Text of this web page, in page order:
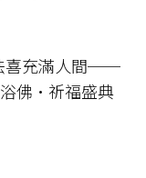
喜充滿人間──
佛•祈福盛典